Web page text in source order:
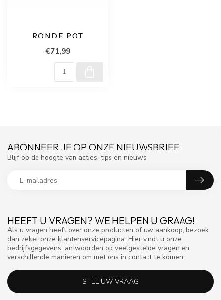
RONDE POT
€71,99
HEEFT U VRAGEN? WE HELPEN U GRAAG!
Als u vragen heeft over onze producten of uw aankoop, bezoek
dan zeker onze klantenservicepagina. Hier vindt u onze
bedrijfsgegevens, antwoorden op veelgestelde vragen en
verschillende manieren om met ons in contact te komen.
STEL UW VRAAG
ABONNEER JE OP ONZE NIEUWSBRIEF
Blijf op de hoogte van acties, tips en nieuws